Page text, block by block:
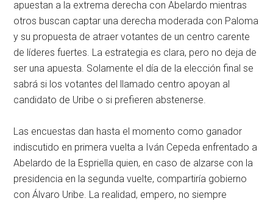
apuestan a la extrema derecha con Abelardo mientras
otros buscan captar una derecha moderada con Paloma
y su propuesta de atraer votantes de un centro carente
de líderes fuertes. La estrategia es clara, pero no deja de
ser una apuesta. Solamente el día de la elección final se
sabrá si los votantes del llamado centro apoyan al
candidato de Uribe o si prefieren abstenerse.
Las encuestas dan hasta el momento como ganador
indiscutido en primera vuelta a Iván Cepeda enfrentado a
Abelardo de la Espriella quien, en caso de alzarse con la
presidencia en la segunda vuelte, compartiría gobierno
con Álvaro Uribe. La realidad, empero, no siempre